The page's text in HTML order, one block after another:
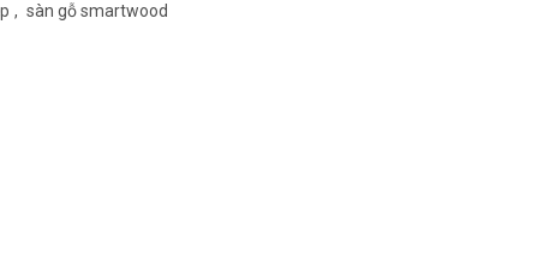
, sàn gỗ smartwood